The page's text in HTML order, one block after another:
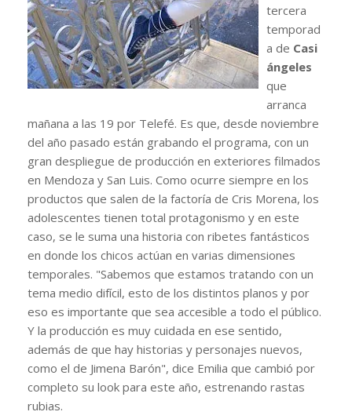
tercera
temporad
a de Casi
ángeles
que
arranca
mañana a las 19 por Telefé. Es que, desde noviembre
del año pasado están grabando el programa, con un
gran despliegue de producción en exteriores filmados
en Mendoza y San Luis. Como ocurre siempre en los
productos que salen de la factoría de Cris Morena, los
adolescentes tienen total protagonismo y en este
caso, se le suma una historia con ribetes fantásticos
en donde los chicos actúan en varias dimensiones
temporales. "Sabemos que estamos tratando con un
tema medio difícil, esto de los distintos planos y por
eso es importante que sea accesible a todo el público.
Y la producción es muy cuidada en ese sentido,
además de que hay historias y personajes nuevos,
como el de Jimena Barón", dice Emilia que cambió por
completo su look para este año, estrenando rastas
rubias.